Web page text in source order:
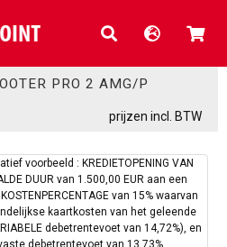
PRO 2 AMG/P
prijzen incl. BTW
voorbeeld : KREDIETOPENING VAN
DUUR van 1.500,00 EUR aan een
van 15% waarvan
kaartkosten van het geleende
debetrentevoet van 14,72%), en
debetrentevoet van 13,73%.